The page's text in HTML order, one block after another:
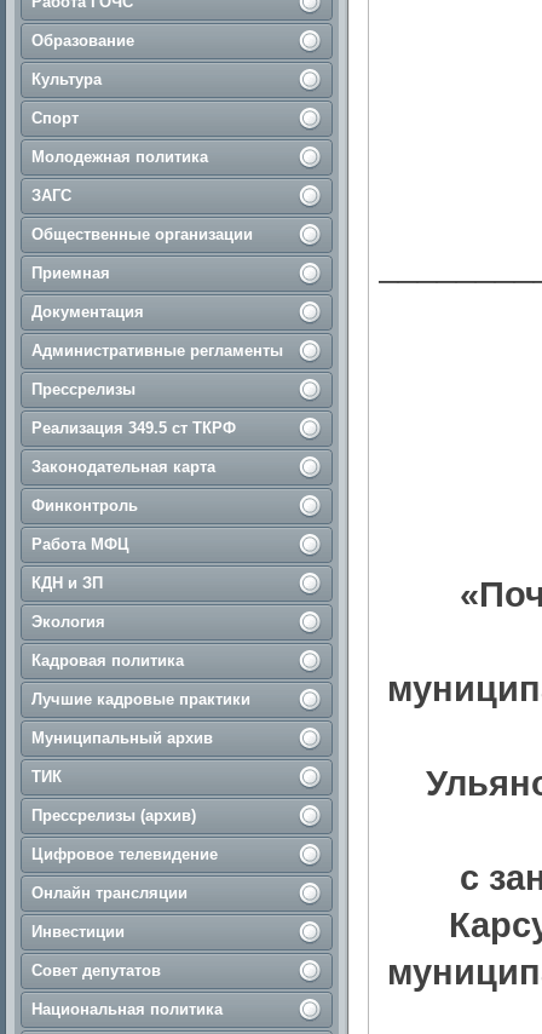
Образование
Культура
Спорт
Молодежная политика
ЗАГС
Общественные организации
Приемная
Документация
Административные регламенты
Прессрелизы
Реализация 349.5 ст ТКРФ
Законодательная карта
Финконтроль
Работа МФЦ
КДН и ЗП
Экология
Кадровая политика
Лучшие кадровые практики
Муниципальный архив
ТИК
Прессрелизы (архив)
Цифровое телевидение
Онлайн трансляции
Инвестиции
Совет депутатов
Национальная политика
с